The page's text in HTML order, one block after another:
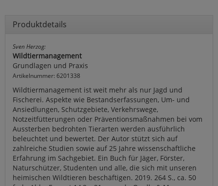
Produktdetails
Sven Herzog:
Wildtiermanagement
Grundlagen und Praxis
Artikelnummer: 6201338
Wildtiermanagement ist weit mehr als nur Jagd und
Fischerei. Aspekte wie Bestandserfassungen, Um- und
Ansiedlungen, Schutzgebiete, Verkehrswege,
Notzeitfütterungen oder Präventionsmaßnahmen bei vom
Aussterben bedrohten Tierarten werden ausführlich
beleuchtet und bewertet. Der Autor stützt sich auf
zahlreiche Studien sowie auf 25 Jahre wissenschaftliche
Erfahrung im Sachgebiet. Ein Buch für Jäger, Förster,
Naturschützer, Studenten und alle, die sich mit unseren
heimischen Wildtieren beschäftigen. 2019. 264 S., ca. 50